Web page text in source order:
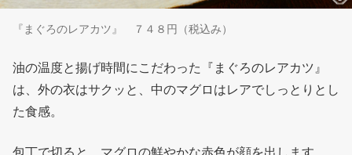
『まぐろのレアカツ』 ７４８円（税込み）
油の温度と揚げ時間にこだわった『まぐろのレアカツ』
は、外の衣はサクッと、中のマグロはレアでしっとりとし
た食感。